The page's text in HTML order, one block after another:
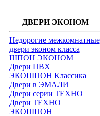
ДВЕРИ ЭКОНОМ
Недорогие межкомнатные
двери эконом класса
ШПОН ЭКОНОМ
Двери ПВХ
ЭКОШПОН Классика
Двери в ЭМАЛИ
Двери серии ТЕХНО
Двери ТЕХНО
ЭКОШПОН